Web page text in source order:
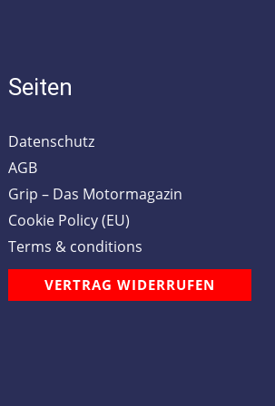
Seiten
Datenschutz
AGB
Grip – Das Motormagazin
Cookie Policy (EU)
Terms & conditions
VERTRAG WIDERRUFEN